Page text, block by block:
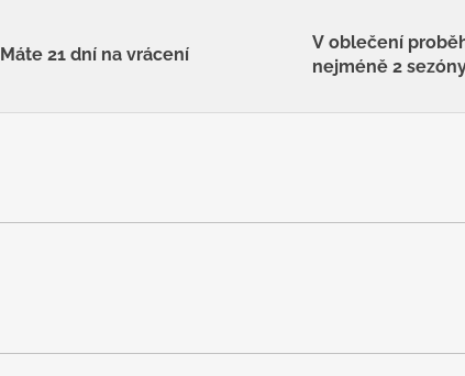
Máte 21 dní na vrácení
V oblečení
nejméně 2